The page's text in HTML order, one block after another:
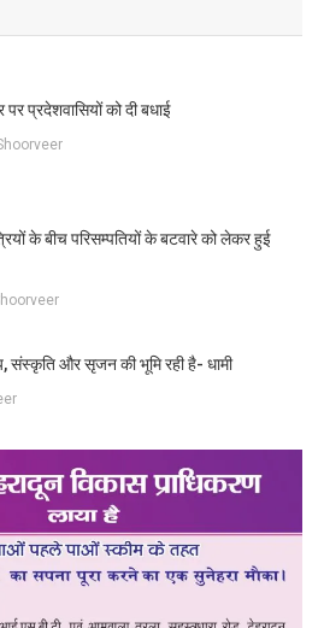
प्रदेशवासियों को दी बधाई
के बीच परिसम्पतियों के बटवारे को लेकर हुई
संस्कृति और सृजन की भूमि रही है- धामी